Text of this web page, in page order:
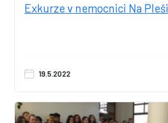
Exkurze v nemocnici Na
19.5.2022